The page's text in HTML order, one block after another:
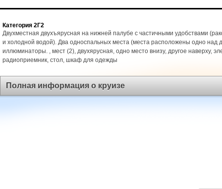
Категория 2Г2
Двухместная двухъярусная на нижней палубе с частичными удобствами
и холодной водой). Два односпальных места (места расположены одно над
иллюминаторы. , мест (2), двухярусная, одно место внизу, другое наверху,
радиоприемник, стол, шкаф для одежды
Полная информация о круизе